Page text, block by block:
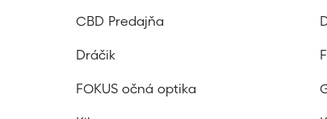
CBD Predajňa
Dráčik
FOKUS očná optika